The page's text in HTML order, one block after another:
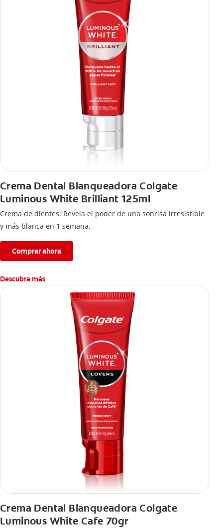
Crema Dental Blanqueadora Colgate
Luminous White Brilliant 125ml
Crema de dientes: Revela el poder de una sonrisa irresistible
y más blanca en 1 semana.
Comprar ahora
Descubra más
Crema Dental Blanqueadora Colgate
Luminous White Cafe 70gr